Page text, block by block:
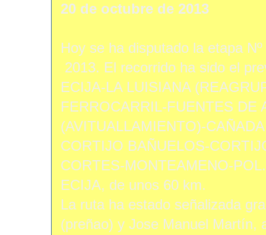
20 de octubre de 2013
Hoy se ha disputado la etapa
2013. El recorrido ha sido el
ECIJA-LA LUISIANA
FERROCARRIL-FUENTES DE
(AVITUALLAMIENTO)-
CORTIJO BAÑUELOS-
CORTES-MONTEAMENO-
ECIJA, de unos 60 km.
La ruta ha estado señalizada
(preñao) y Jose Manuel Martín,